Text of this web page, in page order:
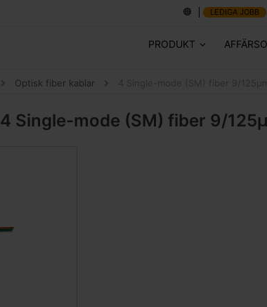
LEDIGA JOBB
PRODUKT
Optisk fiber kablar
4 Single-mode (SM) fiber 9/